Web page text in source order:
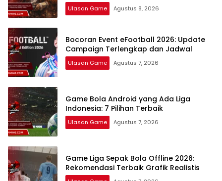
Ulasan Game Agustus 8, 2026
Bocoran Event eFootball 2026: Update
Campaign Terlengkap dan Jadwal
Ulasan Game Agustus 7, 2026
Game Bola Android yang Ada Liga
Indonesia: 7 Pilihan Terbaik
Ulasan Game Agustus 7, 2026
Game Liga Sepak Bola Offline 2026:
Rekomendasi Terbaik Grafik Realistis